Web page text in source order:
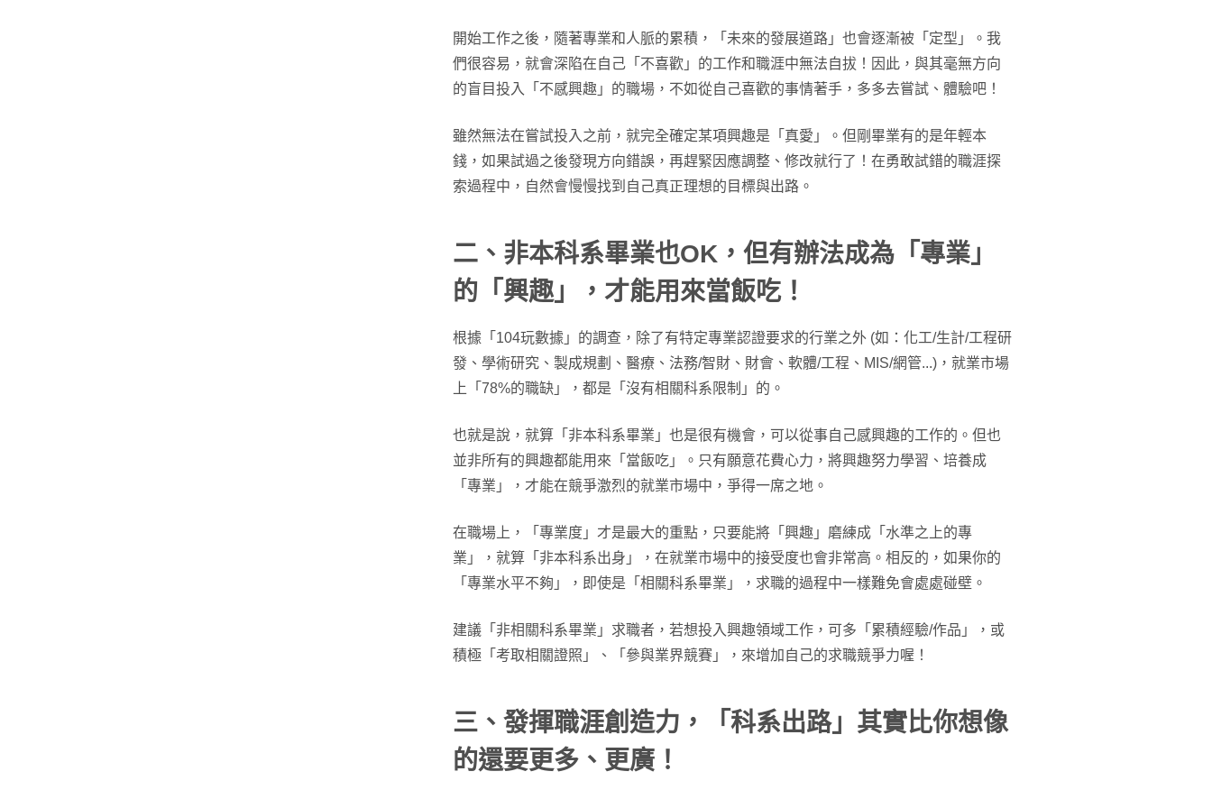
開始工作之後，隨著專業和人脈的累積，「未來的發展道路」也會逐漸被「定型」。我
們很容易，就會深陷在自己「不喜歡」的工作和職涯中無法自拔！因此，與其毫無方向
的盲目投入「不感興趣」的職場，不如從自己喜歡的事情著手，多多去嘗試、體驗吧！
雖然無法在嘗試投入之前，就完全確定某項興趣是「真愛」。但剛畢業有的是年輕本
錢，如果試過之後發現方向錯誤，再趕緊因應調整、修改就行了！在勇敢試錯的職涯探
索過程中，自然會慢慢找到自己真正理想的目標與出路。
二、非本科系畢業也OK ，但有辦法成為「專業」
的「興趣」，才能用來當飯吃！
根據「104玩數據」的調查，除了有特定專業認證要求的行業之外 (如：化工/生計/工程研
發、學術研究、製成規劃、醫療、法務/智財、財會、軟體/工程、MIS/網管...)，就業市場
上「78%的職缺」，都是「沒有相關科系限制」的。
也就是說，就算「非本科系畢業」也是很有機會，可以從事自己感興趣的工作的。但也
並非所有的興趣都能用來「當飯吃」。只有願意花費心力，將興趣努力學習、培養成
「專業」，才能在競爭激烈的就業市場中，爭得一席之地。
在職場上，「專業度」才是最大的重點，只要能將「興趣」磨練成「水準之上的專
業」，就算「非本科系出身」，在就業市場中的接受度也會非常高。相反的，如果你的
「專業水平不夠」，即使是「相關科系畢業」，求職的過程中一樣難免會處處碰壁。
建議「非相關科系畢業」求職者，若想投入興趣領域工作，可多「累積經驗/作品」，或
積極「考取相關證照」、「參與業界競賽」，來增加自己的求職競爭力喔！
三、發揮職涯創造力，「科系出路」其實比你想像
的還要更多、更廣！